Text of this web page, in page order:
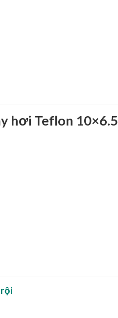
hơi Teflon 10×6.5